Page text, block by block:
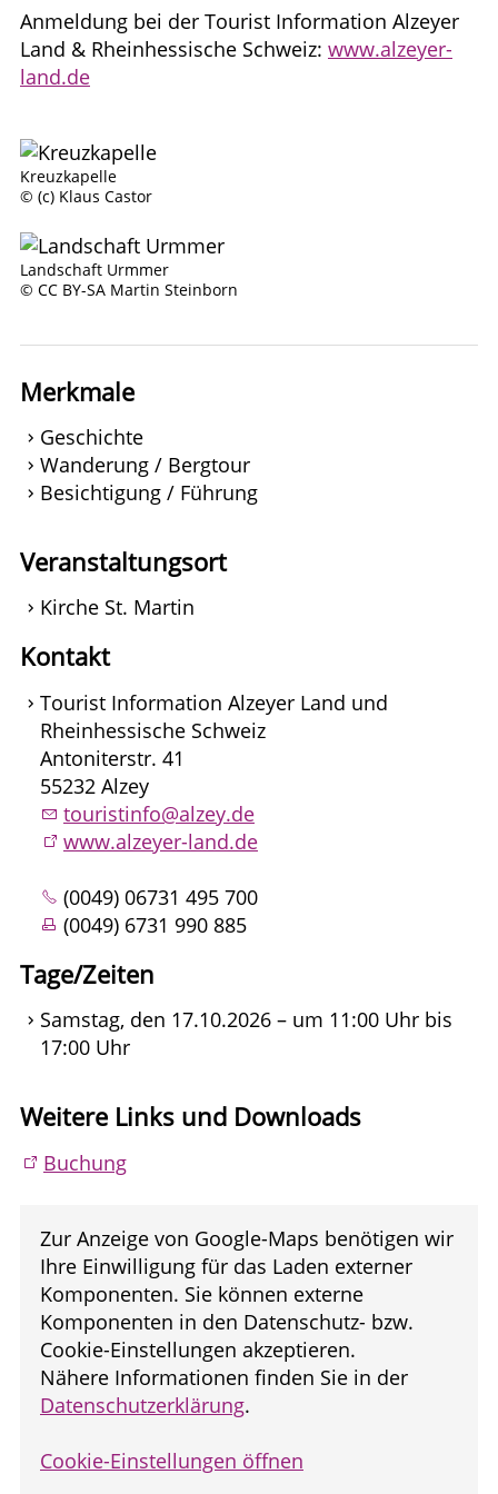
Anmeldung bei der Tourist Information Alzeyer
Land & Rheinhessische Schweiz: www.alzeyer-
land.de
Kreuzkapelle
© (c) Klaus Castor
Landschaft Urmmer
© CC BY-SA Martin Steinborn
Merkmale
Geschichte
Wanderung / Bergtour
Besichtigung / Führung
Veranstaltungsort
Kirche St. Martin
Kontakt
Tourist Information Alzeyer Land und
Rheinhessische Schweiz
Antoniterstr. 41
55232 Alzey
touristinfo@alzey.de
www.alzeyer-land.de
(0049) 06731 495 700
(0049) 6731 990 885
Tage/Zeiten
Samstag, den 17.10.2026 – um 11:00 Uhr bis
17:00 Uhr
Weitere Links und Downloads
Buchung
Zur Anzeige von Google-Maps benötigen wir
Ihre Einwilligung für das Laden externer
Komponenten. Sie können externe
Komponenten in den Datenschutz- bzw.
Cookie-Einstellungen akzeptieren.
Nähere Informationen finden Sie in der
Datenschutzerklärung.
Cookie-Einstellungen öffnen